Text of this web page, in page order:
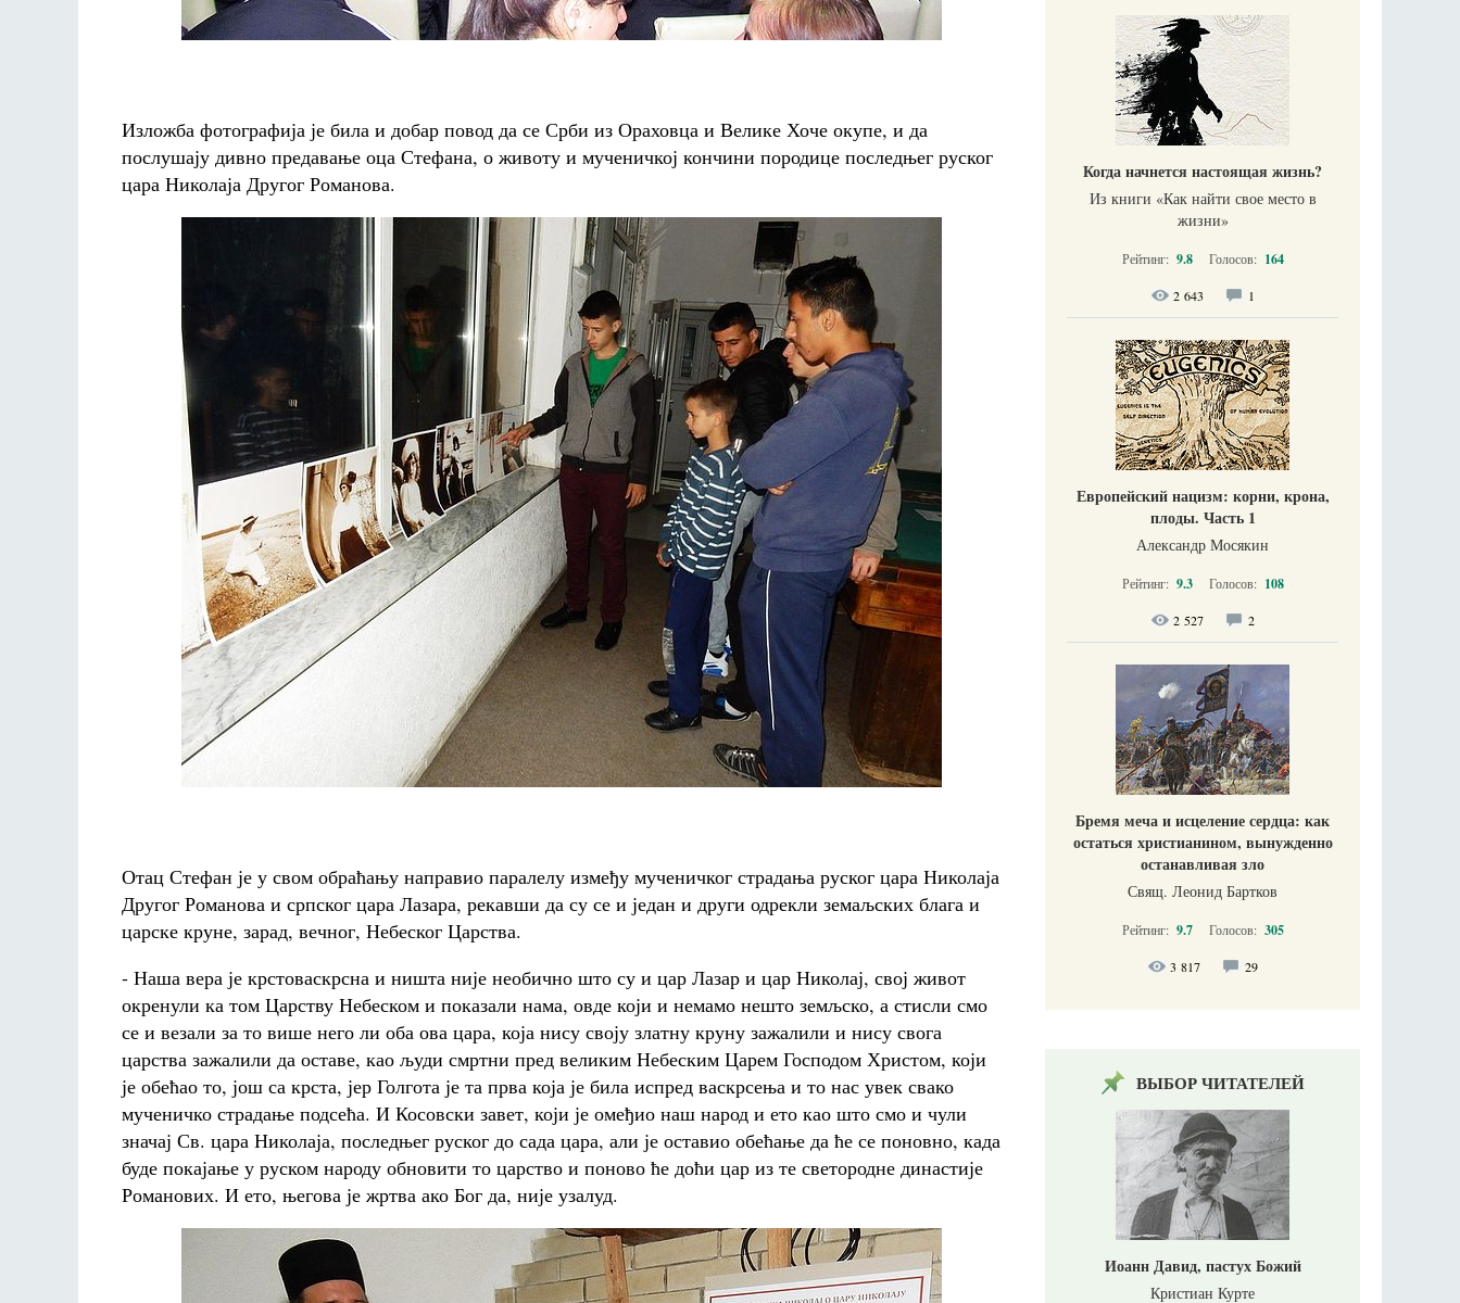
Изложба фотографија је била и добар повод да се Срби из Ораховца и Велике Хоче окупе, и да
послушају дивно предавање оца Стефана, о животу и мученичкој кончини породице последњег руског
цара Николаја Другог Романова.
Отац Стефан је у свом обраћању направио паралелу између мученичког страдања руског цара Николаја
Другог Романова и српског цара Лазара, рекавши да су се и један и други одрекли земаљских блага и
царске круне, зарад, вечног, Небеског Царства.
- Наша вера је крстоваскрсна и ништа није необично што су и цар Лазар и цар Николај, свој живот
окренули ка том Царству Небеском и показали нама, овде који и немамо нешто земљско, а стисли смо
се и везали за то више него ли оба ова цара, која нису своју златну круну зажалили и нису свога
царства зажалили да оставе, као људи смртни пред великим Небеским Царем Господом Христом, који
је обећао то, још са крста, јер Голгота је та прва која је била испред васкрсења и то нас увек свако
мученичко страдање подсећа. И Косовски завет, који је омеђио наш народ и ето као што смо и чули
значај Св. цара Николаја, последњег руског до сада цара, али је оставио обећање да ће се поновно, када
буде покајање у руском народу обновити то царство и поново ће доћи цар из те светородне династије
Романових. И ето, његова је жртва ако Бог да, није узалуд.
Когда начнется настоящая жизнь?
Из книги «Как найти свое место в
жизни​»
Рейтинг: 9.8 Голосов: 164
2 643 1
Европейский нацизм: корни, крона,
плоды. Часть 1
Александр Мосякин
Рейтинг: 9.3 Голосов: 108
2 527 2
Бремя меча и исцеление сердца: как
остаться христианином, вынужденно
останавливая зло
Свящ. Леонид Бартков
Рейтинг: 9.7 Голосов: 305
3 817 29
ВЫБОР ЧИТАТЕЛЕЙ
Иоанн Давид, пастух Божий
Кристиан Курте